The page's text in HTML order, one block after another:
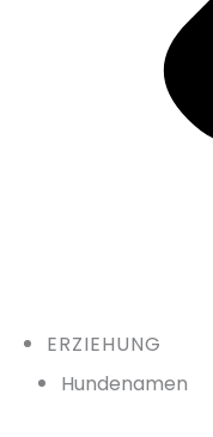
ERZIEHUNG
Hundenamen